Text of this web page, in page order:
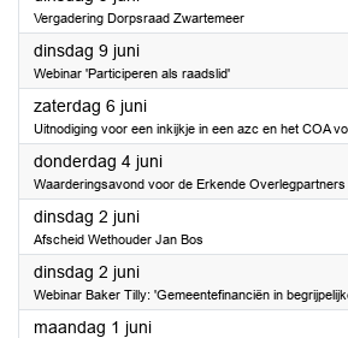
Vergadering Dorpsraad Zwartemeer
dinsdag 9 juni2026
Webinar 'Participeren als raadslid'
zaterdag 6 juni2026
Uitnodiging voor een inkijkje in een azc en het COA
donderdag 4 juni2026
Waarderingsavond voor de Erkende
dinsdag 2 juni2026
Afscheid Wethouder Jan Bos
dinsdag 2 juni2026
Webinar Baker Tilly: 'Gemeentefinanciën in
maandag 1 juni2026